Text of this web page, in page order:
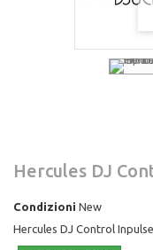
Hercules DJ
Condizioni New
Hercules DJ Control